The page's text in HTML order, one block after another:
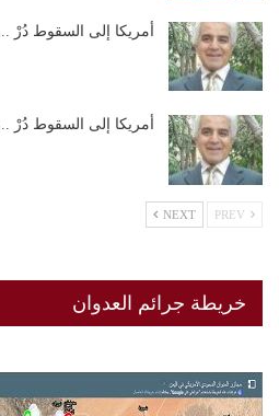
أمريكا إلى السقوط دُرْ
أمريكا إلى السقوط دُرْ
NEXT
خريطة جرائم العدوان